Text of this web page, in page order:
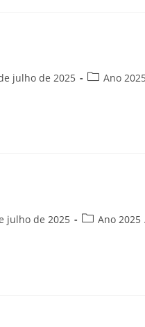
julho de 2025
Categoria
Ano
julho de 2025
Categoria
Ano 2025